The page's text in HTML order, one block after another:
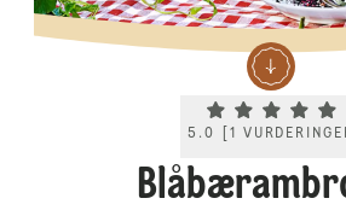
Current
5.0 1